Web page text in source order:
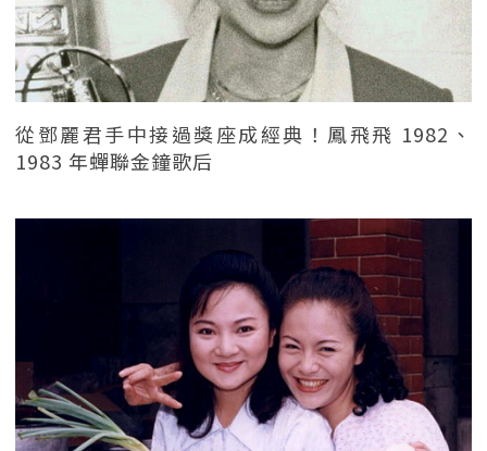
從鄧麗君手中接過獎座成經典！鳳飛飛 1982、
1983 年蟬聯金鐘歌后